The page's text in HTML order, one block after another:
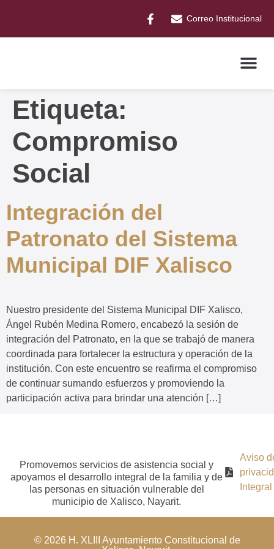
Correo Institucional
Etiqueta:
Compromiso
Social
Integración del
Patronato del Sistema
Municipal DIF Xalisco
Nuestro presidente del Sistema Municipal DIF Xalisco,
Ángel Rubén Medina Romero, encabezó la sesión de
integración del Patronato, en la que se trabajó de manera
coordinada para fortalecer la estructura y operación de la
institución. Con este encuentro se reafirma el compromiso
de continuar sumando esfuerzos y promoviendo la
participación activa para brindar una atención […]
Promovemos servicios de asistencia social y
apoyamos el desarrollo integral de la familia y de
las personas en situación vulnerable del
municipio de Xalisco, Nayarit.
Aviso
Integral
© 2026 H. XLIII Ayuntamiento Constitucional de